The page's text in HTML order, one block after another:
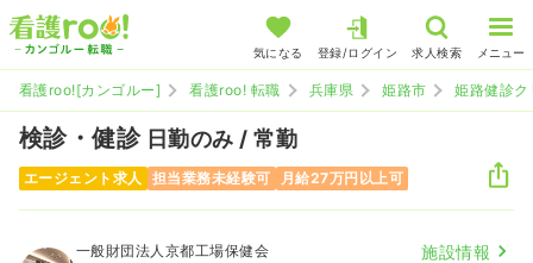
気になる 登録/ログイン 求人検索 メニュー
看護roo![カンゴルー] 看護roo! 転職 兵庫県 姫路市 姫路健診
検診・健診日勤のみ / 常勤
エージェント求人 担当業務未経験可 月給27万円以上可
一般財団法人京都工場保健会 施設情報